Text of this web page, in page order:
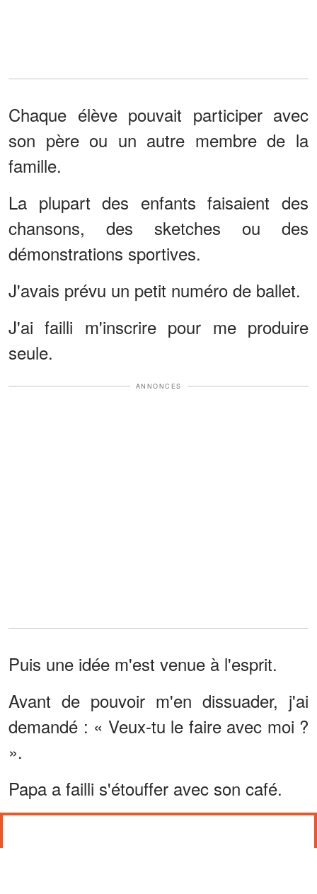
Chaque élève pouvait participer avec
son père ou un autre membre de la
famille.
La plupart des enfants faisaient des
chansons, des sketches ou des
démonstrations sportives.
J'avais prévu un petit numéro de ballet.
J'ai failli m'inscrire pour me produire
seule.
ANNONCES
Puis une idée m'est venue à l'esprit.
Avant de pouvoir m'en dissuader, j'ai
demandé : « Veux-tu le faire avec moi ?
».
Papa a failli s'étouffer avec son café.